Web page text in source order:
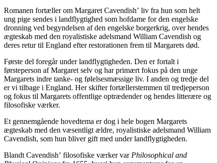
Romanen fortæller om Margaret Cavendish’ liv fra hun som helt
ung pige sendes i landflygtighed som hofdame for den engelske
dronning ved begyndelsen af den engelske borgerkrig, over hendes
ægteskab med den royalistiske adelsmand William Cavendish og
deres retur til England efter restorationen frem til Margarets død.
Første del foregår under landflygtigheden. Den er fortalt i
førsteperson af Margaret selv og har primært fokus på den unge
Margarets indre tanke- og følelsesmæssige liv. I anden og tredje del
er vi tilbage i England. Her skifter fortællerstemmen til tredjeperson
og fokus til Margarets offentlige optrædender og hendes litterære og
filosofiske værker.
Et gennemgående hovedtema er dog i hele bogen Margarets
ægteskab med den væsentligt ældre, royalistiske adelsmand William
Cavendish, som hun bliver gift med under landflygtigheden.
Blandt Cavendish’ filosofiske værker var Philosophical and